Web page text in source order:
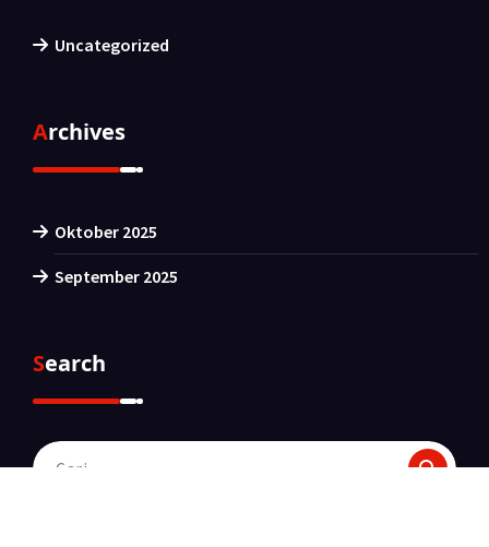
Uncategorized
Archives
Oktober 2025
September 2025
Search
Pencarian